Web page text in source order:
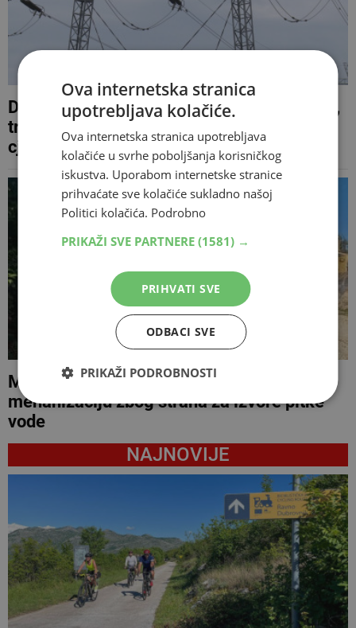
Dijelovi Mostara i Konjica danas bez struje,
tri naselja bez vode zbog kvara na
cjevovodu
Mještani naselja u Konjicu zaustavili
mehanizaciju zbog straha za izvore pitke
vode
NAJNOVIJE
Ova internetska stranica
upotrebljava kolačiće.
Ova internetska stranica upotrebljava
kolačiće u svrhe poboljšanja korisničkog
iskustva. Uporabom internetske stranice
prihvaćate sve kolačiće sukladno našoj
Politici kolačića. Podrobno
PRIKAŽI SVE PARTNERE (1581) →
PRIHVATI SVE
ODBACI SVE
PRIKAŽI PODROBNOSTI